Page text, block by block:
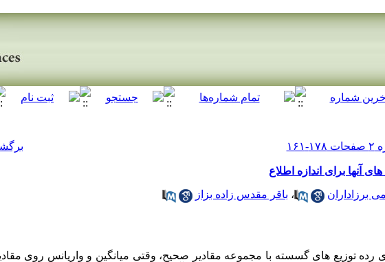
آنها برای اندازه اطلاع
برزاداران ، باقر مقدس زاده بزاز
رده توزیع های گسسته با مجموعه مقادیر صحیح، وقتی میانگین و واریانس روی